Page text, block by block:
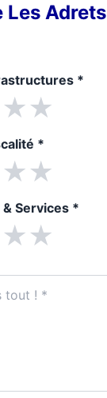
Les Adrets
*
★★
*
★★
Services *
★★